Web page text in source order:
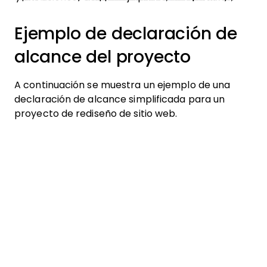
Ejemplo de declaración de
alcance del proyecto
A continuación se muestra un ejemplo de una
declaración de alcance simplificada para un
proyecto de rediseño de sitio web.